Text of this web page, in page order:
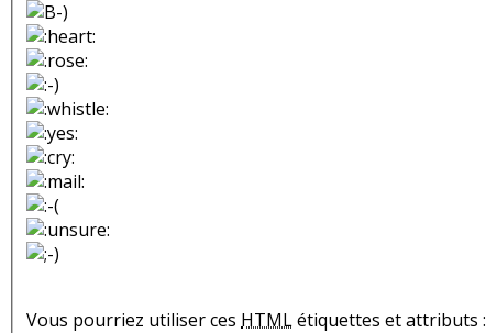
Vous pourriez utiliser ces HTMLétiquettes et attributs :